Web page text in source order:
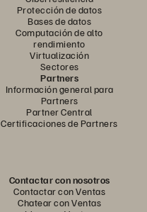
Protección de datos
Bases de datos
Computación de alto
rendimiento
Virtualización
Sectores
Partners
Información general para
Partners
Partner Central
Certificaciones de Partners
Contactar con nosotros
Contactar con Ventas
Chatear con Ventas